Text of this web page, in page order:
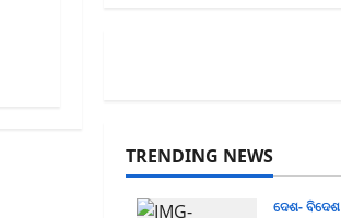
TRENDING NEWS
ଦେଶ- ବିଦେଶ